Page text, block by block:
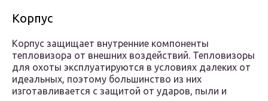
Корпус
Корпус защищает внутренние компоненты
тепловизора от внешних воздействий. Тепловизоры
для охоты эксплуатируются в условиях далеких от
идеальных, поэтому большинство из них
изготавливается с защитой от ударов, пыли и